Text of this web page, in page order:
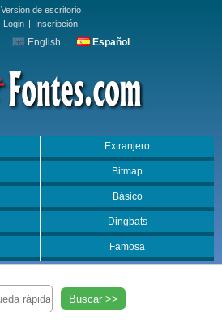
Version de escritorio
Login | Inscripción
English Español
Extranjero
Bitmap
Básico
Dingbats
Famosa
Buscar >>